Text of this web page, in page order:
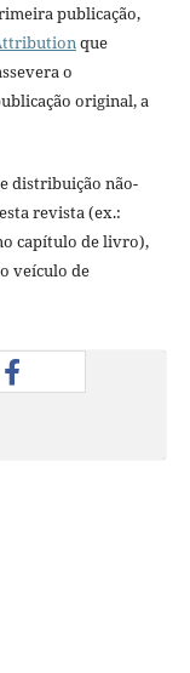
publicação,
que
o
original, a
distribuição não-
revista (ex.:
capítulo de livro),
veículo de